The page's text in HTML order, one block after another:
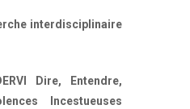
interdisciplinaire
Dire, Entendre,
Incestueuses